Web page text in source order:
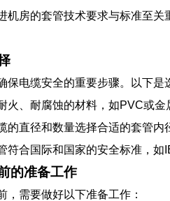
机房的套管技术要求与标准至
保电缆安全的重要步骤。以下是
火、耐腐蚀的材料，如PVC或金
的直径和数量选择合适的套管内
符合国际和国家的安全标准，如
的准备工作
，需要做好以下准备工作：